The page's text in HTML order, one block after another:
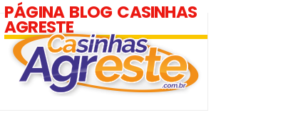
PÁGINA BLOG CASINHAS
AGRESTE